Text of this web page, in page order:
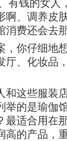
有钱的女人
啊、调养皮
消费还会去
，你仔细地
厅、化妆品
和这些服装
举的是瑜伽
最适合用在
高的产品，